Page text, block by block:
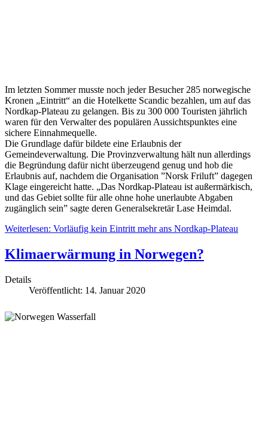
Im letzten Sommer musste noch jeder Besucher 285 norwegische
Kronen „Eintritt“ an die Hotelkette Scandic bezahlen, um auf das
Nordkap-Plateau zu gelangen. Bis zu 300 000 Touristen jährlich
waren für den Verwalter des populären Aussichtspunktes eine
sichere Einnahmequelle.
Die Grundlage dafür bildete eine Erlaubnis der
Gemeindeverwaltung. Die Provinzverwaltung hält nun allerdings
die Begründung dafür nicht überzeugend genug und hob die
Erlaubnis auf, nachdem die Organisation ”Norsk Friluft” dagegen
Klage eingereicht hatte. „Das Nordkap-Plateau ist außermärkisch,
und das Gebiet sollte für alle ohne hohe unerlaubte Abgaben
zugänglich sein” sagte deren Generalsekretär Lase Heimdal.
Weiterlesen: Vorläufig kein Eintritt mehr ans Nordkap-Plateau
Klimaerwärmung in Norwegen?
Details
Veröffentlicht: 14. Januar 2020